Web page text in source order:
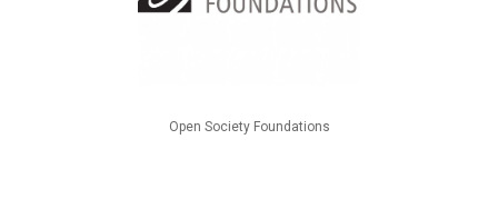
Open Society Foundations